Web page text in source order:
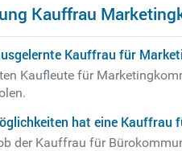
Kauffrau
Kauffrau für
Kaufleute für
hat eine
der Kauffrau für